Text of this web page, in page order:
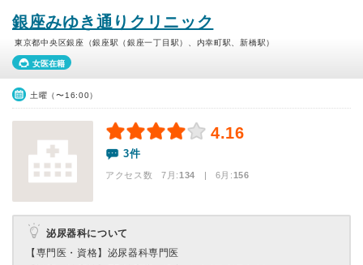
銀座みゆき通りクリニック
東京都中央区銀座（銀座駅（銀座一丁目駅）、内幸町駅、新橋駅）
女医在籍
土曜（〜16:00）
4.16
3件
アクセス数 7月:134 | 6月:156
泌尿器科について
【専門医・資格】 泌尿器科専門医